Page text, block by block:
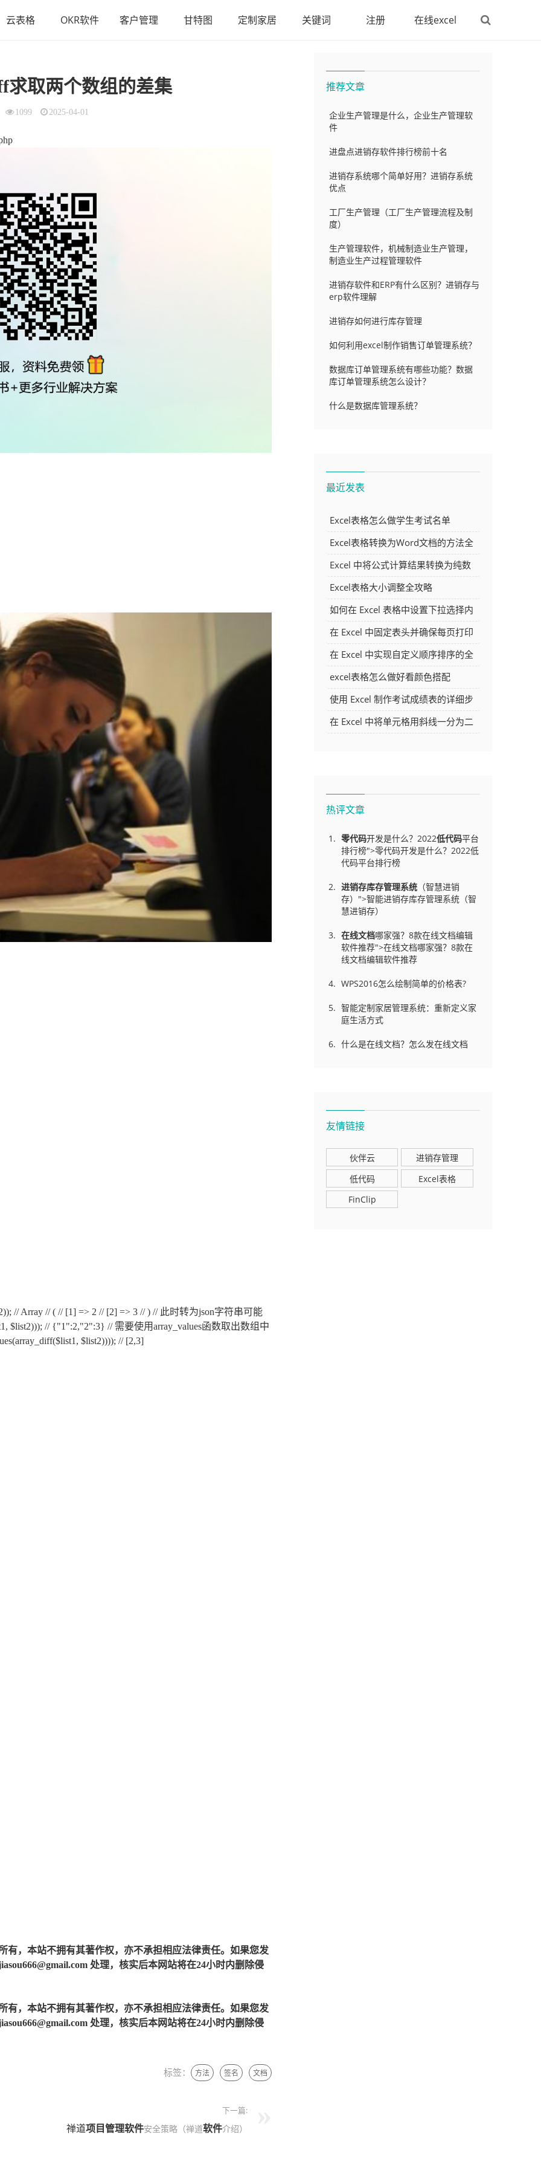
云表格 OKR软件 客户管理 甘特图 定制家居 关键词 注册 在线excel
求取两个数组的差集
1099 2025-04-01
// Array // ( // [1] => 2 // [2] => 3 // ) // 此时转为json字符串可能
$list2))); // {"1":2,"2":3} // 需要使用array_values函数取出数组中
$list2)))); // [2,3]
有，本站不拥有其著作权，亦不承担相应法律责任。如果您发
处理，核实后本网站将在24小时内删除侵
有，本站不拥有其著作权，亦不承担相应法律责任。如果您发
处理，核实后本网站将在24小时内删除侵
标签： 方法 签名 文档
下一篇:
禅道项目管理软件安全策略（禅道软件介绍）
推荐文章
企业生产管理是什么，企业生产管理软
件
进盘点进销存软件排行榜前十名
进销存系统哪个简单好用？进销存系统
优点
工厂生产管理（工厂生产管理流程及制
度）
生产管理软件，机械制造业生产管理，
制造业生产过程管理软件
进销存软件和ERP有什么区别？进销存与
erp软件理解
进销存如何进行库存管理
如何利用excel制作销售订单管理系统？
数据库订单管理系统有哪些功能？数据
库订单管理系统怎么设计？
什么是数据库管理系统？
最近发表
Excel表格怎么做学生考试名单
Excel表格转换为Word文档的方法全
解析
Excel 中将公式计算结果转换为纯数
字的多种方法
Excel表格大小调整全攻略
如何在 Excel 表格中设置下拉选择内
容
在 Excel 中固定表头并确保每页打印
时都显示表头的方法详解
在 Excel 中实现自定义顺序排序的全
面指南
excel表格怎么做好看颜色搭配
使用 Excel 制作考试成绩表的详细步
骤及技巧
在 Excel 中将单元格用斜线一分为二
热评文章
零代码开发是什么？2022低代码平台
排行榜">零代码开发是什么？2022低
代码平台排行榜
进销存库存管理系统 （智慧进销
存）">智能进销存库存管理系统（智
慧进销存）
在线文档哪家强？8款在线文档编辑
软件推荐">在线文档哪家强？8款在
线文档编辑软件推荐
WPS2016怎么绘制简单的价格表?
智能定制家居管理系统：重新定义家
庭生活方式
什么是在线文档？怎么发在线文档
友情链接
伙伴云
进销存管理
低代码
Excel表格
FinClip